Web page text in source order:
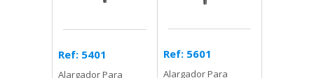
Ref: 5401
Alargador Para
Ref: 5601
Alargador Para